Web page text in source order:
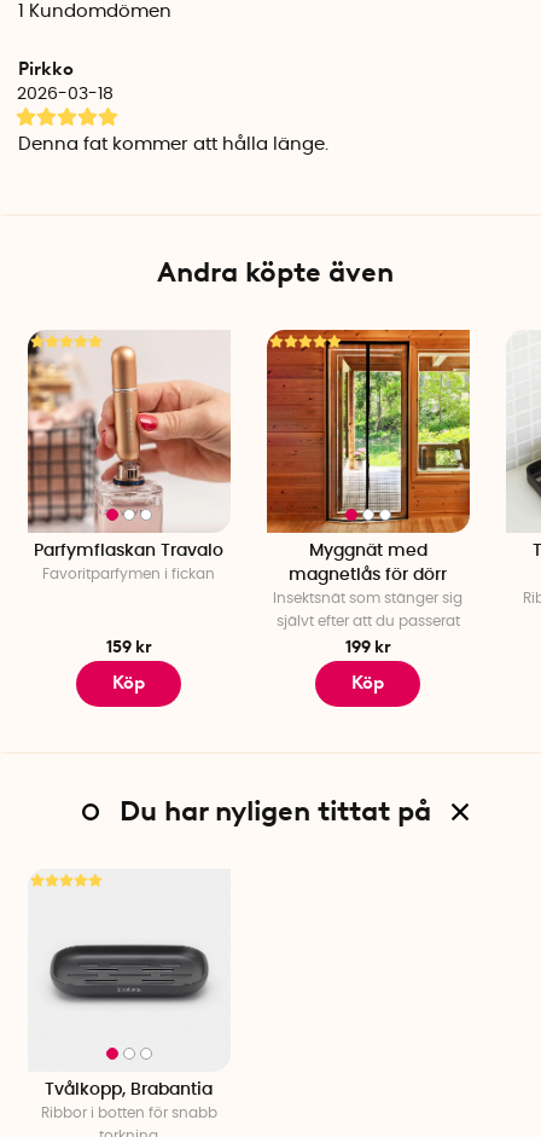
Varumärke: Brabantia
Kundomdömen
Pirkko
2026-03-18
Denna fat kommer att hålla länge.
Andra köpte även
Parfymflaskan Travalo
Favoritparfymen i fickan
159 kr
Köp
Myggnät med
magnetlås för dörr
Insektsnät som stänger sig
självt efter att du passerat
199 kr
Köp
Du har nyligen tittat på
Tvålkopp, Brabantia
Ribbor i botten för snabb